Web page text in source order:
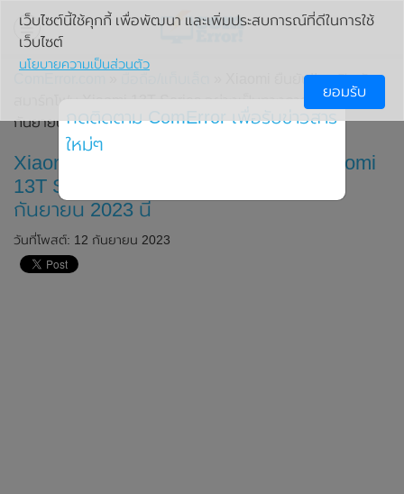
» Xiaomi ยืนยัน!! จะเปิดตัว
สมาร์ทโฟน Xiaomi 13T Series อย่างเป็นทางการในวันที่ 26
กันยายน 2023 นี้
Xiaomi ยืนยัน!! จะเปิดตัวสมาร์ทโฟน Xiaomi
13T Series อย่างเป็นทางการในวันที่ 26
กันยายน 2023 นี้
วันที่โพสต์: 12 กันยายน 2023
เว็บไซต์นี้ใช้คุกกี้ เพื่อพัฒนา และเพิ่มประสบการณ์ที่ดีในการใช้
เว็บไซต์
นโยบายความเป็นส่วนตัว
ยอมรับ
กดติดตาม ComError เพื่อรับข่าวสาร
ใหม่ๆ